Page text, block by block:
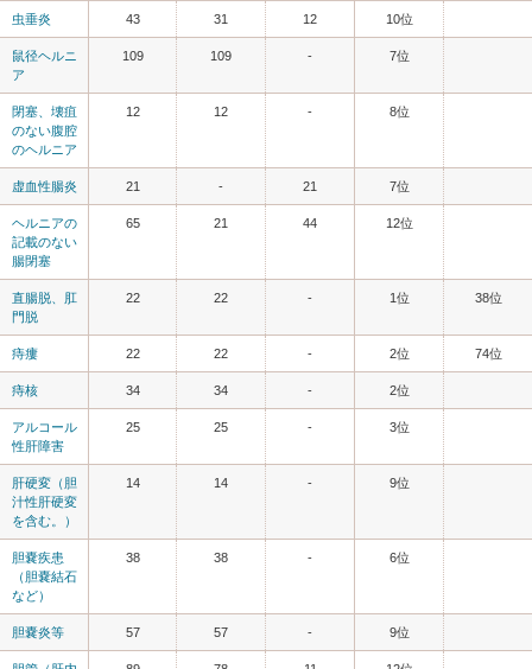
虫垂炎 43 31 12 10位
鼠径ヘルニ
ア
109 109 - 7位
閉塞、壊疽
のない腹腔
のヘルニア
12 12 - 8位
虚血性腸炎 21 - 21 7位
ヘルニアの
記載のない
腸閉塞
65 21 44 12位
直腸脱、肛
門脱
22 22 - 1位 38位
痔瘻 22 22 - 2位 74位
痔核 34 34 - 2位
アルコール
性肝障害
25 25 - 3位
肝硬変（胆
汁性肝硬変
を含む。）
14 14 - 9位
胆嚢疾患
（胆嚢結石
など）
38 38 - 6位
胆嚢炎等 57 57 - 9位